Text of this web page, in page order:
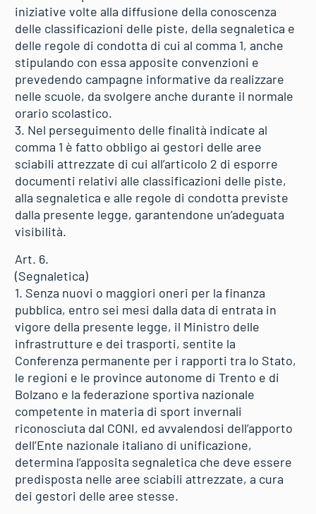
iniziative volte alla diffusione della conoscenza
delle classificazioni delle piste, della segnaletica e
delle regole di condotta di cui al comma 1, anche
stipulando con essa apposite convenzioni e
prevedendo campagne informative da realizzare
nelle scuole, da svolgere anche durante il normale
orario scolastico.
3. Nel perseguimento delle finalità indicate al
comma 1 è fatto obbligo ai gestori delle aree
sciabili attrezzate di cui all’articolo 2 di esporre
documenti relativi alle classificazioni delle piste,
alla segnaletica e alle regole di condotta previste
dalla presente legge, garantendone un’adeguata
visibilità.
Art. 6.
(Segnaletica)
1. Senza nuovi o maggiori oneri per la finanza
pubblica, entro sei mesi dalla data di entrata in
vigore della presente legge, il Ministro delle
infrastrutture e dei trasporti, sentite la
Conferenza permanente per i rapporti tra lo Stato,
le regioni e le province autonome di Trento e di
Bolzano e la federazione sportiva nazionale
competente in materia di sport invernali
riconosciuta dal CONI, ed avvalendosi dell’apporto
dell’Ente nazionale italiano di unificazione,
determina l’apposita segnaletica che deve essere
predisposta nelle aree sciabili attrezzate, a cura
dei gestori delle aree stesse.